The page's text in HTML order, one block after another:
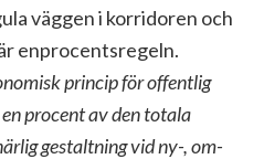
väggen i korridoren och
enprocentsregeln.
princip för offentlig
procent av den totala
gestaltning vid ny-, om-